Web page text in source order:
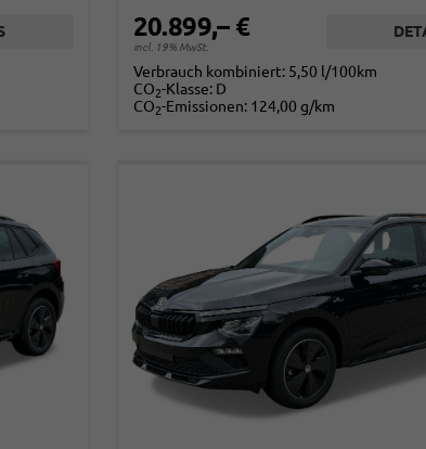
20.899,– €
incl. 19% MwSt.
Verbrauch kombiniert: 5,50 l/100km
CO2-Klasse: D
CO2-Emissionen: 124,00 g/km